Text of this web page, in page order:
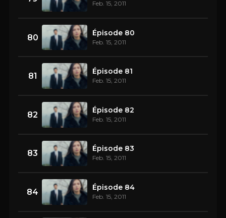
Feb. 15, 2011
80 Épisode 80
Feb. 15, 2011
81 Épisode 81
Feb. 15, 2011
82 Épisode 82
Feb. 15, 2011
83 Épisode 83
Feb. 15, 2011
84 Épisode 84
Feb. 15, 2011